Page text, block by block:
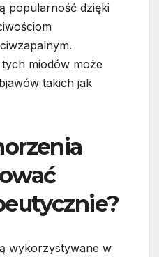
popularność dzięki
miodów może
takich jak
wykorzystywane w